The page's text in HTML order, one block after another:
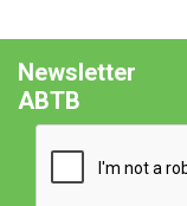
Newsletter
ABTB